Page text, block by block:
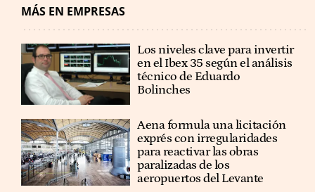
MÁS EN EMPRESAS
Los niveles clave para invertir
en el Ibex 35 según el análisis
técnico de Eduardo
Bolinches
Aena formula una licitación
exprés con irregularidades
para reactivar las obras
paralizadas de los
aeropuertos del Levante